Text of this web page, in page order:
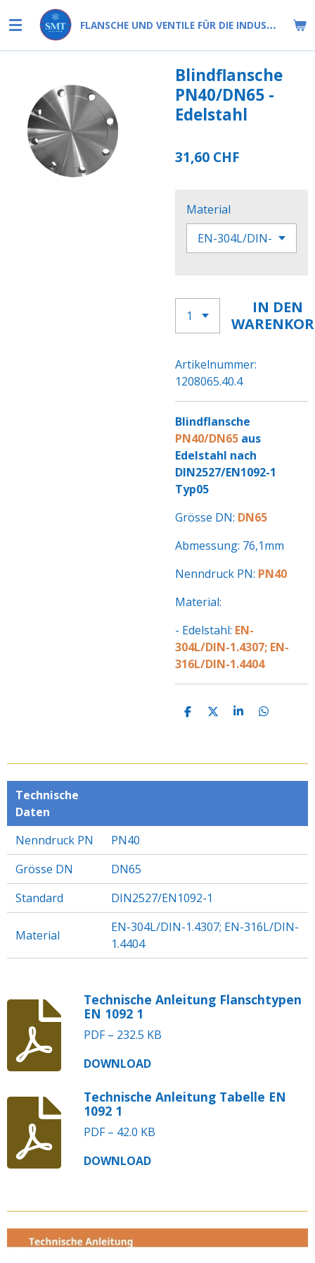
Hauptinhalt
springen
FLANSCHE UND VENTILE FÜR DIE INDUSTRIE
Blindflansche
PN40/DN65 -
Edelstahl
31,60 CHF
Material
IN DEN
Artikelnummer:
1208065.40.4
Blindflansche
PN40/DN65 aus
Edelstahl nach
DIN2527/EN1092-1
Typ05
Grösse DN: DN65
Abmessung: 76,1mm
Nenndruck PN: PN40
Material:
- Edelstahl: EN-
304L/DIN-1.4307; EN-
316L/DIN-1.4404
T
E
T
E
T
E
T
E
Technische
Daten
Nenndruck PN
PN40
Grösse DN
DN65
Standard
DIN2527/EN1092-1
Material
EN-304L/DIN-1.4307; EN-316L/DIN-
1.4404
Technische Anleitung Flanschtypen
EN 1092 1
PDF – 232.5 KB
DOWNLOAD
Technische Anleitung Tabelle EN
1092 1
PDF – 42.0 KB
DOWNLOAD